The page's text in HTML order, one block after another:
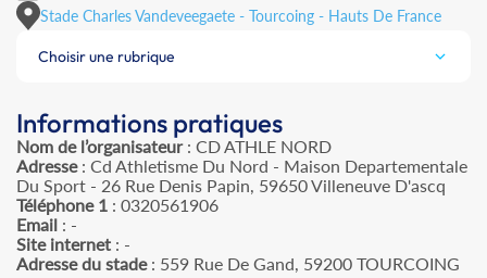
Stade Charles Vandeveegaete - Tourcoing - Hauts De France
Choisir une rubrique
Informations pratiques
Nom de l’organisateur: CD ATHLE NORD
Adresse: Cd Athletisme Du Nord - Maison Departementale
Du Sport - 26 Rue Denis Papin, 59650 Villeneuve D'ascq
Téléphone 1 : 0320561906
Email : -
Site internet : -
Adresse du stade: 559 Rue De Gand, 59200 TOURCOING